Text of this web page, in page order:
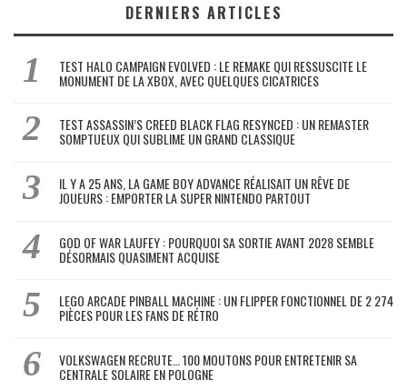
DERNIERS ARTICLES
TEST HALO CAMPAIGN EVOLVED : LE REMAKE QUI RESSUSCITE LE
MONUMENT DE LA XBOX, AVEC QUELQUES CICATRICES
TEST ASSASSIN’S CREED BLACK FLAG RESYNCED : UN REMASTER
SOMPTUEUX QUI SUBLIME UN GRAND CLASSIQUE
IL Y A 25 ANS, LA GAME BOY ADVANCE RÉALISAIT UN RÊVE DE
JOUEURS : EMPORTER LA SUPER NINTENDO PARTOUT
GOD OF WAR LAUFEY : POURQUOI SA SORTIE AVANT 2028 SEMBLE
DÉSORMAIS QUASIMENT ACQUISE
LEGO ARCADE PINBALL MACHINE : UN FLIPPER FONCTIONNEL DE 2 274
PIÈCES POUR LES FANS DE RÉTRO
VOLKSWAGEN RECRUTE… 100 MOUTONS POUR ENTRETENIR SA
CENTRALE SOLAIRE EN POLOGNE